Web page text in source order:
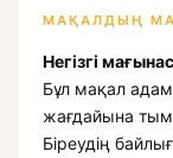
МАҚАЛДЫҢ
Негізгі
Бұл мақал
жағдайына тым
Біреудің